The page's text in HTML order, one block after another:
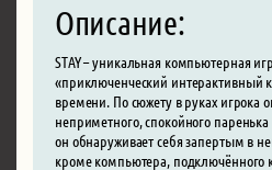
Описание:
STAY – уникальная компьютерная
«приключенческий интерактивный
времени. По сюжету в руках игрока
неприметного, спокойного
он обнаруживает себя запертым в
кроме компьютера, подключённого